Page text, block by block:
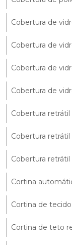
Cobertura de
Cobertura de
Cobertura de
Cobertura de
Cobertura
Cobertura retrátil
Cobertura retrátil
Cortina
Cortina de
Cortina de teto